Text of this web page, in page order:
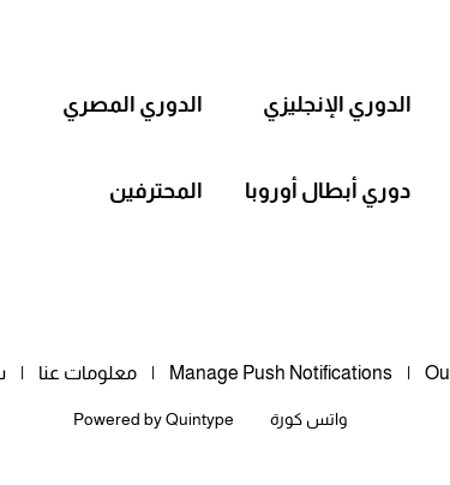
الدوري الإنجليزي الدوري المصري
دوري أبطال أوروبا المحترفين
Manage Push Notifications معلومات عنا
واتس كورة Powered byQuintype